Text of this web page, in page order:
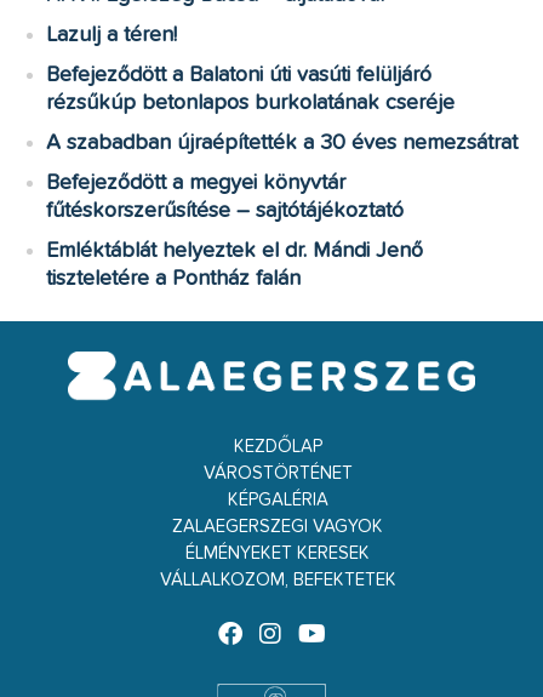
Lazulj a téren!
Befejeződött a Balatoni úti vasúti felüljáró
rézsűkúp betonlapos burkolatának cseréje
A szabadban újraépítették a 30 éves nemezsátrat
Befejeződött a megyei könyvtár
fűtéskorszerűsítése – sajtótájékoztató
Emléktáblát helyeztek el dr. Mándi Jenő
tiszteletére a Pontház falán
KEZDŐLAP
VÁROSTÖRTÉNET
KÉPGALÉRIA
ZALAEGERSZEGI VAGYOK
ÉLMÉNYEKET KERESEK
VÁLLALKOZOM, BEFEKTETEK